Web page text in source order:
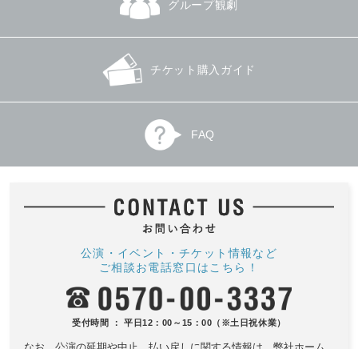
グループ観劇
チケット購入ガイド
FAQ
公演・イベント・チケット情報など
ご相談お電話窓口はこちら！
受付時間 ： 平日12：00～15：00（※土日祝休業）